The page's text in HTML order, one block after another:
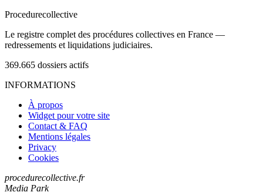
Procedurecollective
Le registre complet des procédures collectives en France —
redressements et liquidations judiciaires.
369.665 dossiers actifs
INFORMATIONS
À propos
Widget pour votre site
Contact & FAQ
Mentions légales
Privacy
Cookies
procedurecollective.fr
Media Park